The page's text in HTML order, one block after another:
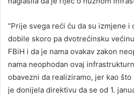
“Prije svega reći ću da su izmjene i
dobile skoro pa dvotrećinsku
FBiH i da je nama ovakav zakon
nama neophodan ovaj
obavezni da realiziramo, jer kao
je donijela direktivu da se od 1.